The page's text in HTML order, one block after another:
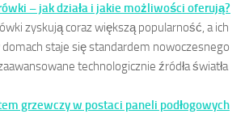
– jak działa i jakie możliwości oferują?
zyskują coraz większą popularność, a ich
staje się standardem nowoczesnego
technologicznie źródła światła
grzewczy w postaci paneli podłogowych